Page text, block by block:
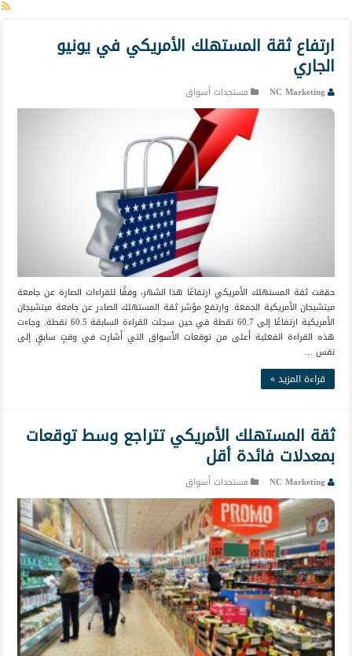
ارتفاع ثقة المستهلك الأمريكي في يونيو
الجاري
NC Marketing مستجدات أسواق
حققت ثقة المستهلك الأمريكي ارتفاعًا هذا الشهر، وفقًا للقراءات الصارة عن جامعة
ميتشيجان الأمريكية الجمعة. وارتفع مؤشر ثقة المستهلك الصادر عن جامعة ميتشيجان
الأمريكية ارتفاعًا إلى 60.7 نقطة في حين سجلت القراءة السابقة 60.5 نقطة. وجاءت
هذه القراءة الفعلية أعلى من توقعات الأسواق التي أشارت في وقتٍ سابقٍ إلى
نفس …
قراءة المزيد »
ثقة المستهلك الأمريكي تتراجع وسط توقعات
بمعدلات فائدة أقل
NC Marketing مستجدات أسواق